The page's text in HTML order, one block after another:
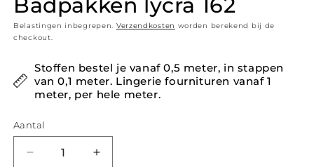
Belastingen inbegrepen. Verzendkosten worden berekend bij de
checkout.
Stoffen bestel je vanaf 0,5 meter, in stappen
van 0,1 meter. Lingerie fournituren vanaf 1
meter, per hele meter.
Aantal
Aantal verlagen voor Badpakken lycra 162
Aantal verhogen voor Badpakken